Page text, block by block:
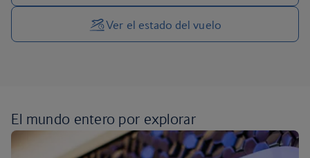
Ver el estado del vuelo
El mundo entero por explorar